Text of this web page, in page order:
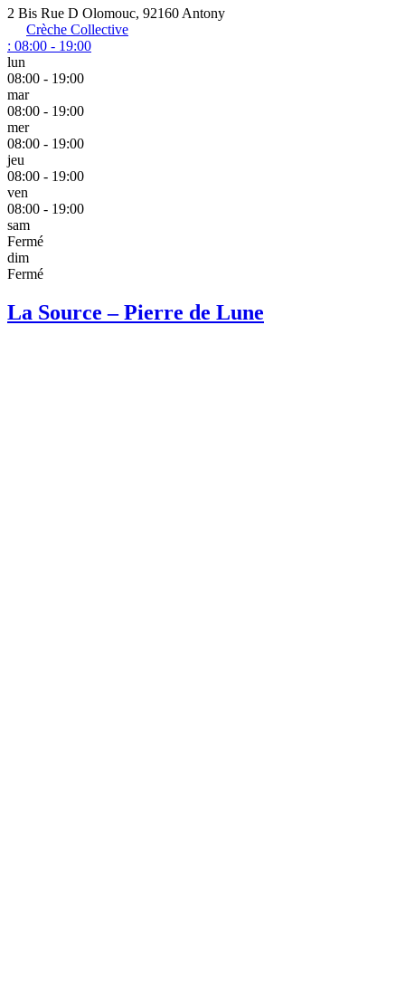
2 Bis Rue D Olomouc, 92160 Antony
Crèche Collective
: 08:00 - 19:00
lun
08:00 - 19:00
mar
08:00 - 19:00
mer
08:00 - 19:00
jeu
08:00 - 19:00
ven
08:00 - 19:00
sam
Fermé
dim
Fermé
La Source – Pierre de Lune